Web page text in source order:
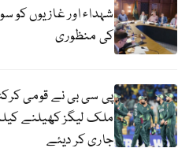
شہداء اور غازیوں کو
کی منظوری
پی سی بی نے قومی
ملک لیگز کھیلنے
جاری کر دیئے